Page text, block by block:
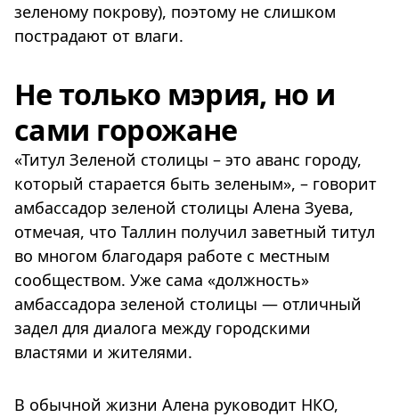
зеленому покрову), поэтому не слишком
пострадают от влаги.
Не только мэрия, но и
сами горожане
«Титул Зеленой столицы – это аванс городу,
который старается быть зеленым», – говорит
амбассадор зеленой столицы Алена Зуева,
отмечая, что Таллин получил заветный титул
во многом благодаря работе с местным
сообществом. Уже сама «должность»
амбассадора зеленой столицы — отличный
задел для диалога между городскими
властями и жителями.
В обычной жизни Алена руководит НКО,